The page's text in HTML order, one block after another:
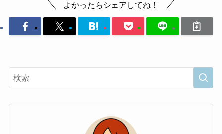
よかったらシェアしてね！